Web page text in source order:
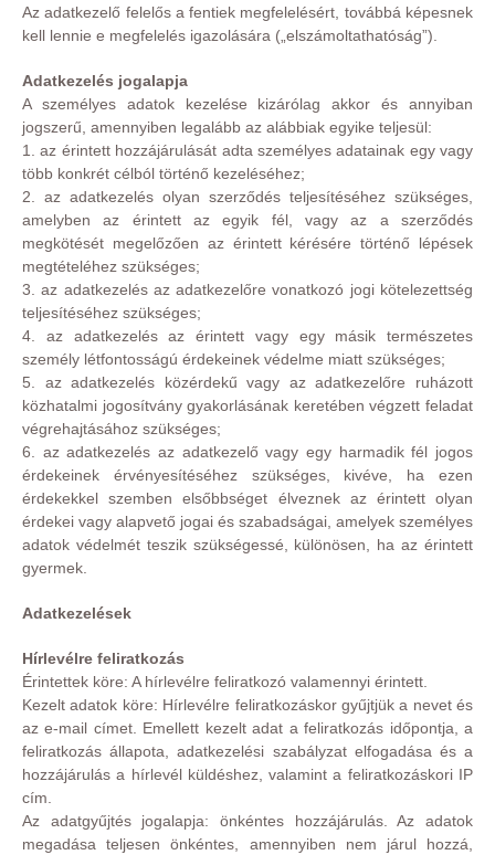
Az adatkezelő felelős a fentiek megfelelésért, továbbá képesnek
kell lennie e megfelelés igazolására („elszámoltathatóság”).
Adatkezelés jogalapja
A személyes adatok kezelése kizárólag akkor és annyiban
jogszerű, amennyiben legalább az alábbiak egyike teljesül:
1. az érintett hozzájárulását adta személyes adatainak egy vagy
több konkrét célból történő kezeléséhez;
2. az adatkezelés olyan szerződés teljesítéséhez szükséges,
amelyben az érintett az egyik fél, vagy az a szerződés
megkötését megelőzően az érintett kérésére történő lépések
megtételéhez szükséges;
3. az adatkezelés az adatkezelőre vonatkozó jogi kötelezettség
teljesítéséhez szükséges;
4. az adatkezelés az érintett vagy egy másik természetes
személy létfontosságú érdekeinek védelme miatt szükséges;
5. az adatkezelés közérdekű vagy az adatkezelőre ruházott
közhatalmi jogosítvány gyakorlásának keretében végzett feladat
végrehajtásához szükséges;
6. az adatkezelés az adatkezelő vagy egy harmadik fél jogos
érdekeinek érvényesítéséhez szükséges, kivéve, ha ezen
érdekekkel szemben elsőbbséget élveznek az érintett olyan
érdekei vagy alapvető jogai és szabadságai, amelyek személyes
adatok védelmét teszik szükségessé, különösen, ha az érintett
gyermek.
Adatkezelések
Hírlevélre feliratkozás
Érintettek köre: A hírlevélre feliratkozó valamennyi érintett.
Kezelt adatok köre: Hírlevélre feliratkozáskor gyűjtjük a nevet és
az e-mail címet. Emellett kezelt adat a feliratkozás időpontja, a
feliratkozás állapota, adatkezelési szabályzat elfogadása és a
hozzájárulás a hírlevél küldéshez, valamint a feliratkozáskori IP
cím.
Az adatgyűjtés jogalapja: önkéntes hozzájárulás. Az adatok
megadása teljesen önkéntes, amennyiben nem járul hozzá,